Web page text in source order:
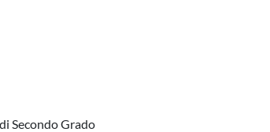
Secondo Grado